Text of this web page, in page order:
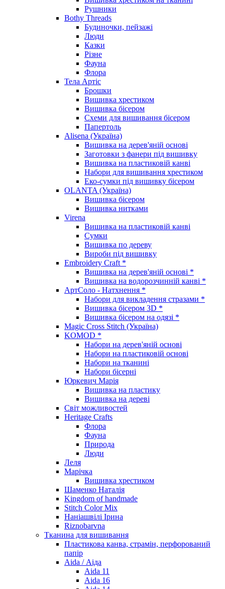
Рушники
Bothy Threads
Будиночки, пейзажі
Люди
Казки
Різне
Фауна
Флора
Тела Артіс
Брошки
Вишивка хрестиком
Вишивка бісером
Схеми для вишивання бісером
Папертоль
Alisena (Україна)
Вишивка на дерев'яній основі
Заготовки з фанери під вишивку
Вишивка на пластиковій канві
Набори для вишивання хрестиком
Еко-сумки під вишивку бісером
OLANTA (Україна)
Вишивка бісером
Вишивка нитками
Virena
Вишивка на пластиковій канві
Сумки
Вишивка по дереву
Вироби під вишивку
Embroidery Craft *
Вишивка на дерев'яній основі *
Вишивка на водорозчинній канві *
АртСоло - Натхнення *
Набори для викладення стразами *
Вишивка бісером 3D *
Вишивка бісером на одязі *
Magic Cross Stitch (Україна)
KOMOD *
Набори на дерев'яній основі
Набори на пластиковій основі
Набори на тканині
Набори бісерні
Юркевич Марія
Вишивка на пластику
Вишивка на дереві
Світ можливостей
Heritage Crafts
Флора
Фауна
Природа
Люди
Леля
Марічка
Вишивка хрестиком
Шаменко Наталія
Kingdom of handmade
Stitch Color Mix
Наніашвілі Ірина
Riznobarvna
Тканина для вишивання
Пластикова канва, страмін, перфорований
папір
Aida / Аіда
Aida 11
Aida 16